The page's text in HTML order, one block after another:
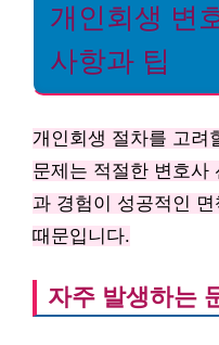
개인회생 변
사항과 팁
개인회생 절차를 고려
문제는 적절한 변호사
과 경험이 성공적인
때문입니다.
자주 발생하는